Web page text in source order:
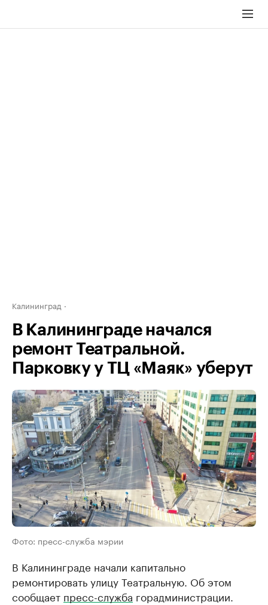
Калининград
В Калининграде начался
ремонт Театральной.
Парковку у ТЦ «Маяк» уберут
Фото: пресс-служба мэрии
В Калининграде начали капитально
ремонтировать улицу Театральную. Об этом
сообщает пресс-служба горадминистрации.